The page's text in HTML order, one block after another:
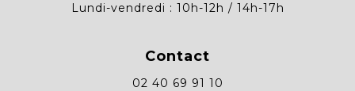
Lundi-vendredi : 10h-12h / 14h-17h
Contact
02 40 69 91 10